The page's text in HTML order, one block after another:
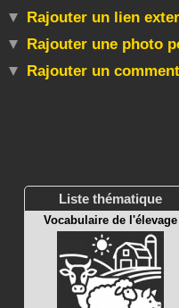
Rajouter un lien
Rajouter une photo
Rajouter un
Liste thématique
Vocabulaire de l'élevage